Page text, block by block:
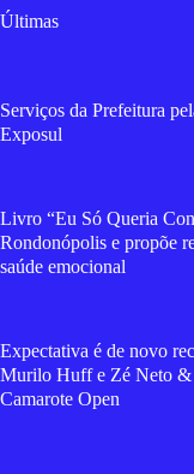
Últimas
Serviços da Prefeitura
Exposul
Livro “Eu Só Queria
Rondonópolis e propõe
saúde emocional
Expectativa é de novo
Murilo Huff e Zé Neto &
Camarote Open